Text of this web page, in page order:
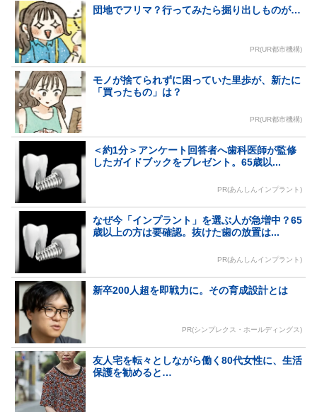
団地でフリマ？行ってみたら掘り出しものが…
PR(UR都市機構)
モノが捨てられずに困っていた里歩が、新たに
「買ったもの」は？
PR(UR都市機構)
＜約1分＞アンケート回答者へ歯科医師が監修
したガイドブックをプレゼント。65歳以...
PR(あんしんインプラント)
なぜ今「インプラント」を選ぶ人が急増中？65
歳以上の方は要確認。抜けた歯の放置は...
PR(あんしんインプラント)
新卒200人超を即戦力に。その育成設計とは
PR(シンプレクス・ホールディングス)
友人宅を転々としながら働く80代女性に、生活
保護を勧めると…